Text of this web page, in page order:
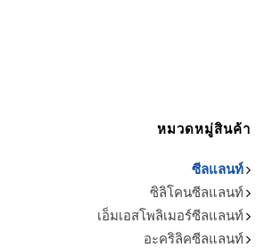
หมวดหมู่สินค้า
ซีลแลนท์
ซิลิโคนซีลแลนท์
เอ็มเอสโพลิเมอร์ซีลแลนท์
อะคริลิคซีลแลนท์